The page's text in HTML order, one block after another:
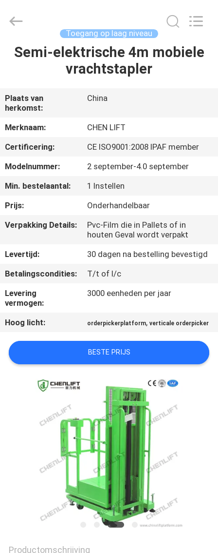
HUIS
OVER
ONS
FABRIEKSTOCHT
KWALITEITSCONTROLE
NEEM
MET
ONS
OP
NIEUWS
VRAAG
EEN
OFFERTE
SITEMAP
PRIVACYBELEID
LTD.
Toegang op laag niveau
Semi-elektrische 4m mobiele
vrachtstapler
Plaats van
herkomst:
China
Merknaam:
CHEN LIFT
Certificering:
CE ISO9001:2008 IPAF member
Modelnummer:
2 september-4.0 september
Min. bestelaantal:
1 Instellen
Prijs:
Onderhandelbaar
Verpakking Details:
Pvc-Film die in Pallets of in
houten Geval wordt verpakt
Levertijd:
30 dagen na bestelling bevestigd
Betalingscondities:
T/t of l/c
Levering
vermogen:
3000 eenheden per jaar
Hoog licht: orderpickerplatform,verticale orderpicker
BESTE PRIJS
Productomschrijving